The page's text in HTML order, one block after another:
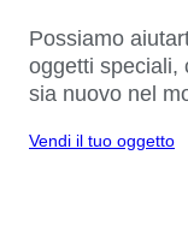
Possiamo
oggetti speciali,
sia nuovo nel
Vendi il tuo oggetto